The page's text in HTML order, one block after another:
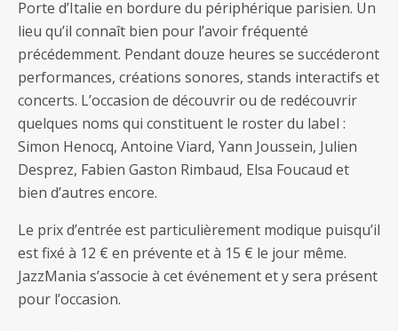
Porte d’Italie en bordure du périphérique parisien. Un
lieu qu’il connaît bien pour l’avoir fréquenté
précédemment. Pendant douze heures se succéderont
performances, créations sonores, stands interactifs et
concerts. L’occasion de découvrir ou de redécouvrir
quelques noms qui constituent le roster du label :
Simon Henocq, Antoine Viard, Yann Joussein, Julien
Desprez, Fabien Gaston Rimbaud, Elsa Foucaud et
bien d’autres encore.
Le prix d’entrée est particulièrement modique puisqu’il
est fixé à 12 € en prévente et à 15 € le jour même.
JazzMania s’associe à cet événement et y sera présent
pour l’occasion.